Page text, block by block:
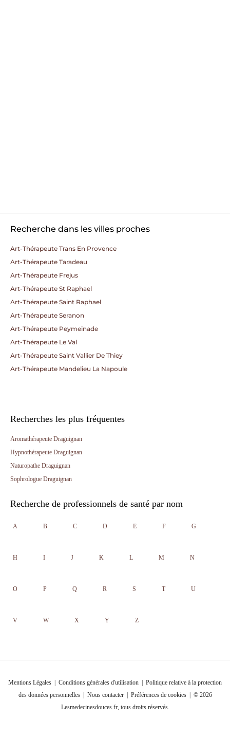
Recherche dans les villes proches
Art-Thérapeute Trans En Provence
Art-Thérapeute Taradeau
Art-Thérapeute Frejus
Art-Thérapeute St Raphael
Art-Thérapeute Saint Raphael
Art-Thérapeute Seranon
Art-Thérapeute Peymeinade
Art-Thérapeute Le Val
Art-Thérapeute Saint Vallier De Thiey
Art-Thérapeute Mandelieu La Napoule
Recherches les plus fréquentes
Aromathérapeute Draguignan
Hypnothérapeute Draguignan
Naturopathe Draguignan
Sophrologue Draguignan
Recherche de professionnels de santé par nom
A B C D E F G
H I J K L M N
O P Q R S T U
V W X Y Z
Mentions Légales Conditions générales d'utilisation
Politique relative à la protection
des données personnelles| Nous contacter| Préférences de cookies| © 2026
Lesmedecinesdouces.fr, tous droits réservés.